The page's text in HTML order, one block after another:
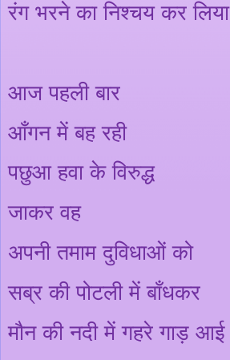
रंग भरने का निश्चय कर लिया
आज पहली बार
आँगन में बह रही
पछुआ हवा के विरुद्ध
जाकरवह
अपनी तमाम दुविधाओं को
सब्र की पोटली मेंबाँधकर
मौन की नदी में गहरे गाड़ आई